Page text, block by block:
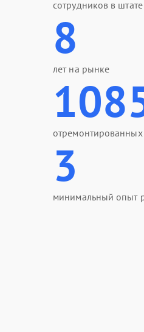
сотрудников в штате
8
лет на рынке
отремонтированных
3
минимальный опыт